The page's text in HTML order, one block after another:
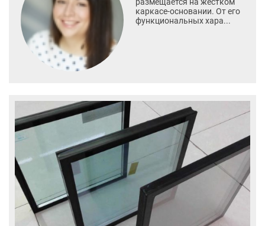
каркасе-основании. От его
функциональных хара...